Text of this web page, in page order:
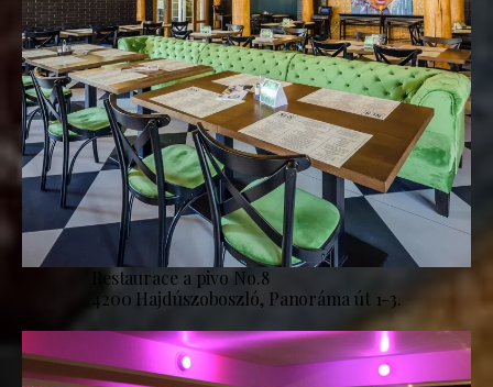
Restaurace a pivo No.8
4200 Hajdúszoboszló, Panoráma út 1-3.